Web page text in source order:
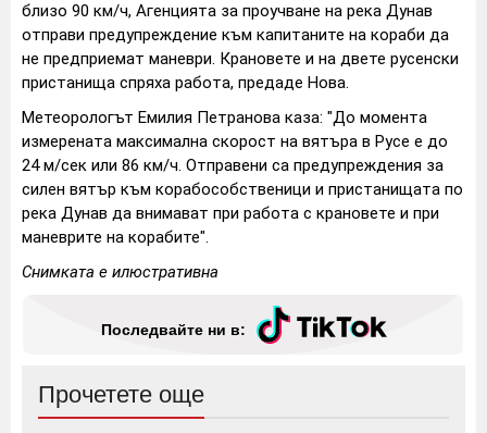
близо 90 км/ч, Агенцията за проучване на река Дунав
отправи предупреждение към капитаните на кораби да
не предприемат маневри. Крановете и на двете русенски
пристанища спряха работа, предаде Нова.
Метеорологът Емилия Петранова каза: "До момента
измерената максимална скорост на вятъра в Русе е до
24 м/сек или 86 км/ч. Отправени са предупреждения за
силен вятър към корабособственици и пристанищата по
река Дунав да внимават при работа с крановете и при
маневрите на корабите".
Снимката е илюстративна
Последвайте ни в:
Прочетете още